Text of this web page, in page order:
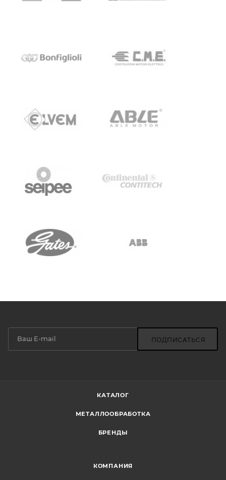
ПОДПИСАТЬСЯ
КАТАЛОГ
МЕТАЛЛООБРАБОТКА
БРЕНДЫ
КОМПАНИЯ